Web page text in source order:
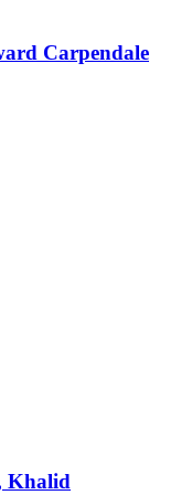
Carpendale
Khalid